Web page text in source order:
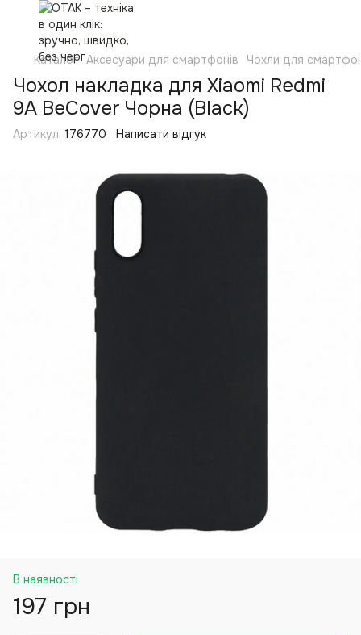
Каталог Аксесуари для смартфонів Чохли для
Чохол накладка для Xiaomi Redmi
9A BeCover Чорна (Black)
Артикул: 176770 Написати відгук
В наявності
197 грн